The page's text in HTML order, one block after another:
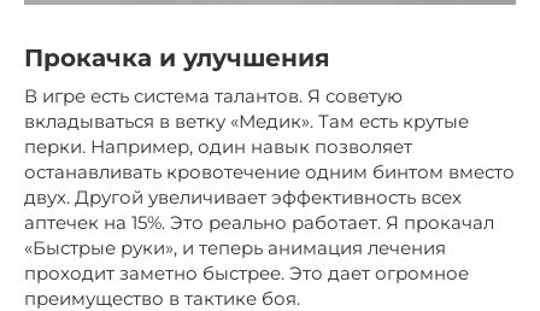
Прокачка и улучшения
В игре есть система талантов. Я советую
вкладываться в ветку «Медик». Там есть крутые
перки. Например, один навык позволяет
останавливать кровотечение одним бинтом вместо
двух. Другой увеличивает эффективность всех
аптечек на 15%. Это реально работает. Я прокачал
«Быстрые руки», и теперь анимация лечения
проходит заметно быстрее. Это дает огромное
преимущество в тактике боя.